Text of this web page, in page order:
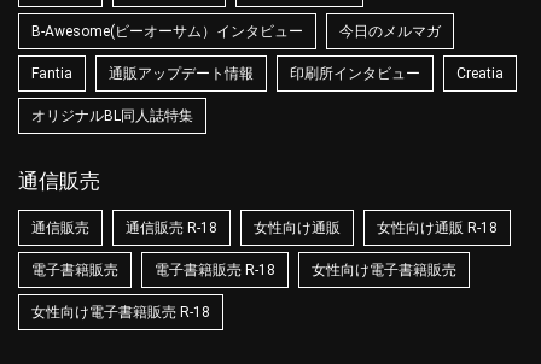
B-Awesome(ビーオーサム）インタビュー 今日のメルマガ
Fantia 通販アップデート情報 印刷所インタビュー Creatia
オリジナルBL同人誌特集
通信販売
通信販売 通信販売 R-18 女性向け通販 女性向け通販 R-18
電子書籍販売 電子書籍販売 R-18 女性向け電子書籍販売
女性向け電子書籍販売 R-18